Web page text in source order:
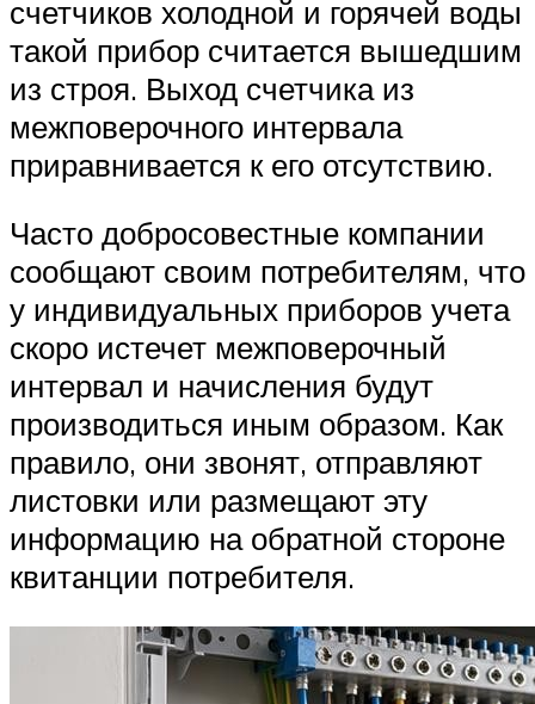
счетчиков холодной и горячей воды
такой прибор считается вышедшим
из строя. Выход счетчика из
межповерочного интервала
приравнивается к его отсутствию.
Часто добросовестные компании
сообщают своим потребителям, что
у индивидуальных приборов учета
скоро истечет межповерочный
интервал и начисления будут
производиться иным образом. Как
правило, они звонят, отправляют
листовки или размещают эту
информацию на обратной стороне
квитанции потребителя.